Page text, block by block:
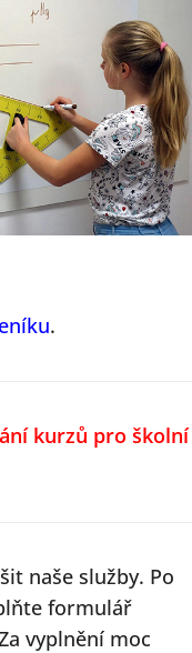
.
kurzů pro školní
naše služby. Po
formulář
vyplnění moc